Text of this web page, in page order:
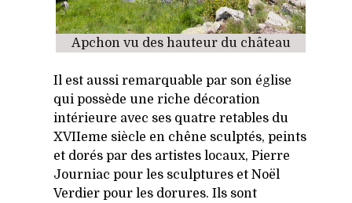
Apchon vu des hauteur du château
Il est aussi remarquable par son église
qui possède une riche décoration
intérieure avec ses quatre retables du
XVIIeme siècle en chêne sculptés, peints
et dorés par des artistes locaux, Pierre
Journiac pour les sculptures et Noël
Verdier pour les dorures. Ils sont